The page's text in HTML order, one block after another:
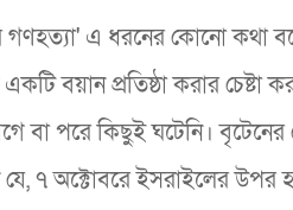
গণহত্যা' এ ধরনের কোনো কথা
বয়ান প্রতিষ্ঠা করার চেষ্টা
বা পরে কিছুই ঘটেনি।
যে, ৭ অক্টোবরে ইসরাইলের উপর